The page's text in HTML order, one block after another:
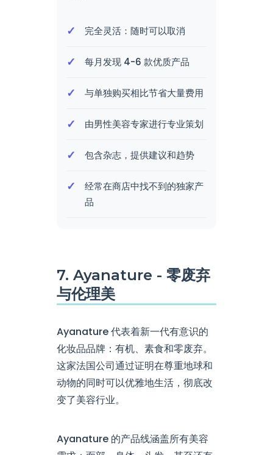
完全灵活：随时可以取消
每月发现 4-6 款优质产品
与单独购买相比节省大量费用
由男性美容专家进行专业策划
包含杂志，提供建议和趋势
经常在商店中找不到的独家产
品
7. Ayanature - 零废弃
与伦理美
Ayanature 代表着新一代有意识的
化妆品品牌：有机、素食和零废弃。
这家法国公司通过证明在尊重地球和
动物的同时可以优雅地生活，彻底改
变了美容行业。
Ayanature 的产品线涵盖所有美容